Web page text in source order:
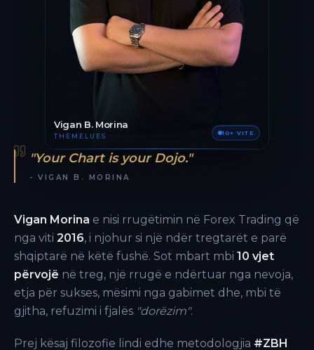
Vigan B. Morina
THEMELUES 10+ VITE
"Your Chart is your Dojo."
- VIGAN B. MORINA
Vigan Morina e nisi rrugëtimin në Forex Trading që
nga viti 2016, i njohur si një ndër tregtarët e parë
shqiptarë në këtë fushë. Sot mbart mbi 10 vjet
përvojë në treg, një rrugë e ndërtuar nga nevoja,
etja për sukses, mësimi nga gabimet dhe, mbi të
gjitha, refuzimi i fjalës "dorëzim".
Prej kësaj filozofie lindi edhe metodologjia #ZBH